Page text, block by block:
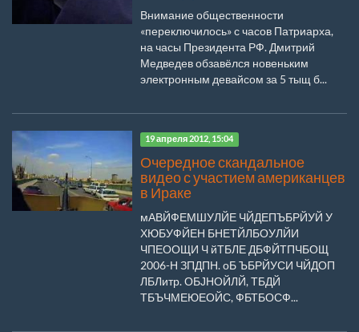
Внимание общественности
«переключилось» с часов Патриарха,
на часы Президента РФ. Дмитрий
Медведев обзавёлся новеньким
электронным девайсом за 5 тыщ б...
19 апреля 2012, 15:04
Очередное скандальное
видео с участием американцев
в Ираке
мАВЙФЕМШУЛЙЕ ЧЙДЕПЪБРЙУЙ У
ХЮБУФЙЕН БНЕТЙЛБОУЛЙИ
ЧПЕООЩИ Ч йТБЛЕ ДБФЙТПЧБОЩ
2006-Н ЗПДПН. оБ ЪБРЙУСИ ЧЙДОП
ЛБЛитр. ОБЈНОЙЛЙ, ТБДЙ
ТБЪЧМЕЮЕОЙС, ФБТБОСФ...